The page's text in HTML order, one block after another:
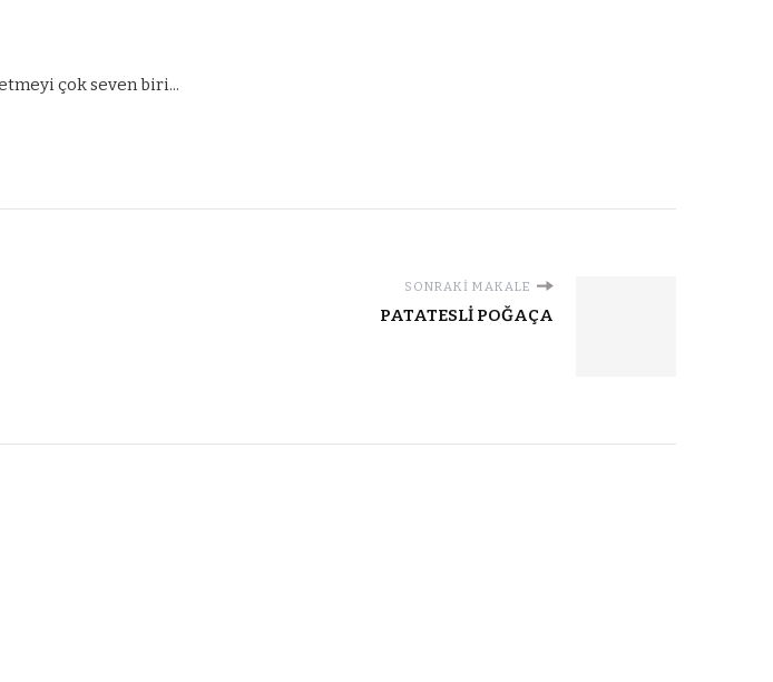
çok seven biri...
SONRAKI MAKALE
PATATESLİ POĞAÇA